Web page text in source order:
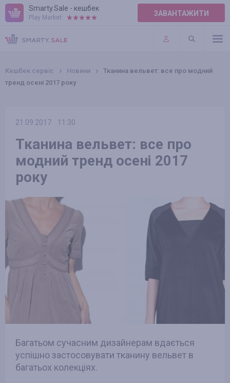
Smarty.Sale - кешбек
Play Market: ЗАВАНТАЖИТИ
ПРАВИЛА
ПЛАГІНИ
Кешбек сервіс Новини
Тканина вельвет: все про модний
тренд осені 2017 року
21.09.2017 11:30
Тканина вельвет: все про
модний тренд осені 2017
року
Багатьом сучасним дизайнерам вдається
успішно застосовувати тканину вельвет в
багатьох колекціях.